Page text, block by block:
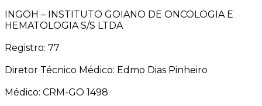
INGOH – INSTITUTO GOIANO DE ONCOLOGIA E
HEMATOLOGIA S/S LTDA
Registro: 77
Diretor Técnico Médico: Edmo Dias Pinheiro
Médico: CRM-GO 1498